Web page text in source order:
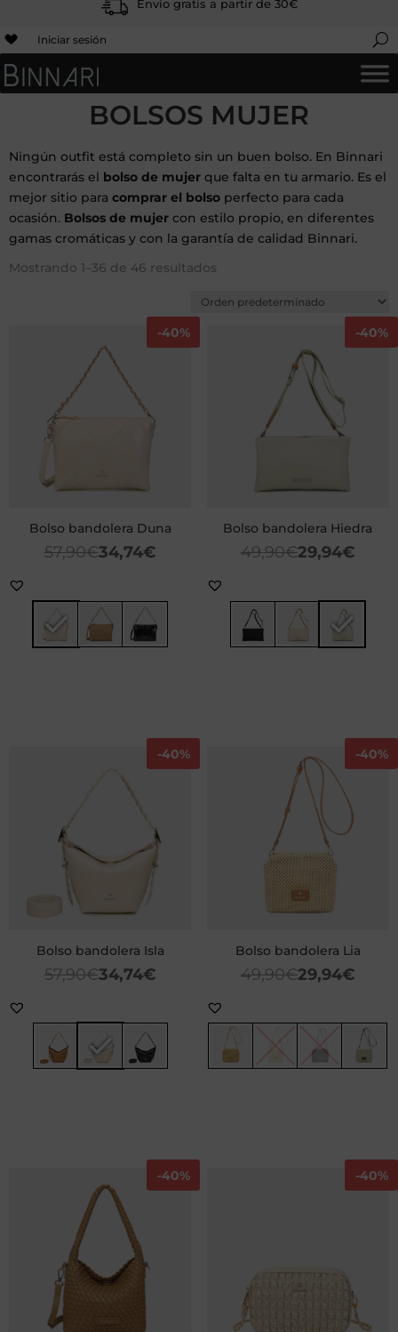
Envío gratis a partir de 30€
Iniciar sesión
BOLSOS MUJER
Ningún outfit está completo sin un buen bolso. En Binnari
encontrarás el bolso de mujer que falta en tu armario. Es el
mejor sitio para comprar el bolso perfecto para cada
ocasión. Bolsos de mujer con estilo propio, en diferentes
gamas cromáticas y con la garantía de calidad Binnari.
Mostrando 1–36 de 46 resultados
-40%
Bolso bandolera Duna
57,90€34,74€
-40%
Bolso bandolera Hiedra
49,90€29,94€
-40%
Bolso bandolera Isla
57,90€34,74€
-40%
Bolso bandolera Lia
49,90€29,94€
-40% -40%